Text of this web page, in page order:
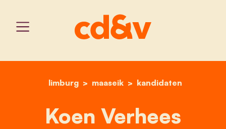
home
limburg maaseik kandidaten
koen verhees
Koen Verhees